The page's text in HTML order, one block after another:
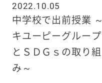
2022.10.05
中学校で出前授業 ～
キユーピーグループ
とＳＤＧｓの取り組
み～